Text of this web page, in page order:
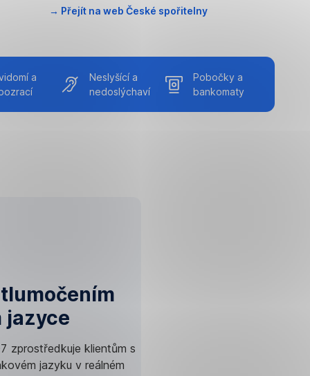
→ Přejít na web České spořitelny
a
Neslyšící a
nedoslýchaví
Pobočky a
bankomaty
jazyce
zprostředkuje klientům s
jazyku v reálném